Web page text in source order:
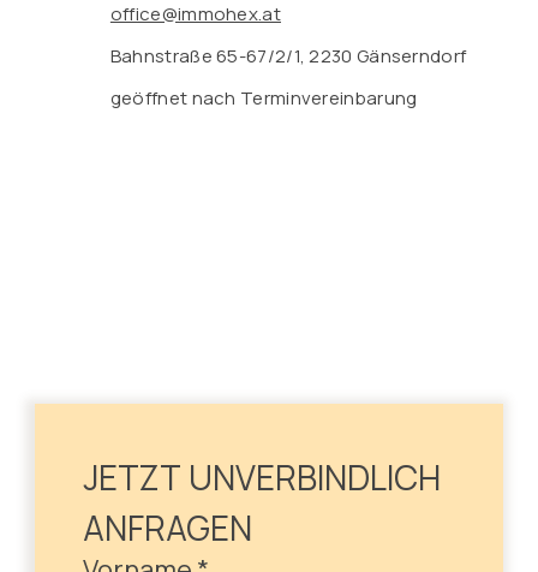
office@immohex.at
Bahnstraße 65-67/2/1, 2230 Gänserndorf
geöffnet nach Terminvereinbarung
JETZT UNVERBINDLICH
ANFRAGEN